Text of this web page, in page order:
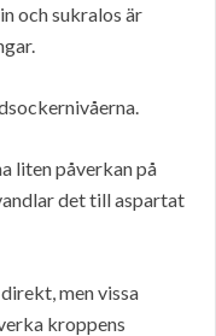
och sukralos är
liten påverkan på
det till aspartat
men vissa
kroppens